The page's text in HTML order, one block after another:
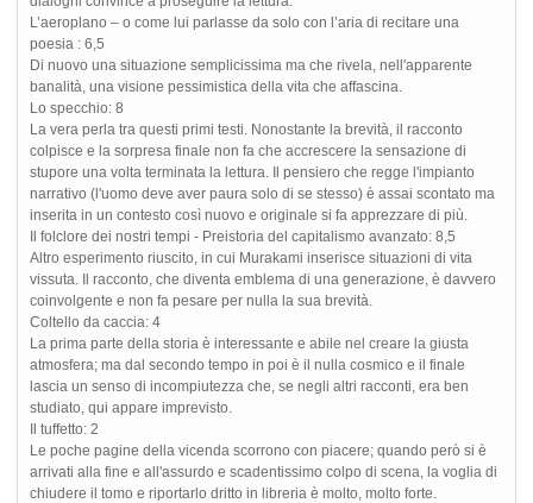
L’aeroplano – o come lui parlasse da solo con l’aria di recitare una
poesia : 6,5
Di nuovo una situazione semplicissima ma che rivela, nell'apparente
banalità, una visione pessimistica della vita che affascina.
Lo specchio: 8
La vera perla tra questi primi testi. Nonostante la brevità, il racconto
colpisce e la sorpresa finale non fa che accrescere la sensazione di
stupore una volta terminata la lettura. Il pensiero che regge l'impianto
narrativo (l'uomo deve aver paura solo di se stesso) è assai scontato ma
inserita in un contesto così nuovo e originale si fa apprezzare di più.
Il folclore dei nostri tempi - Preistoria del capitalismo avanzato: 8,5
Altro esperimento riuscito, in cui Murakami inserisce situazioni di vita
vissuta. Il racconto, che diventa emblema di una generazione, è davvero
coinvolgente e non fa pesare per nulla la sua brevità.
Coltello da caccia: 4
La prima parte della storia è interessante e abile nel creare la giusta
atmosfera; ma dal secondo tempo in poi è il nulla cosmico e il finale
lascia un senso di incompiutezza che, se negli altri racconti, era ben
studiato, qui appare imprevisto.
Il tuffetto: 2
Le poche pagine della vicenda scorrono con piacere; quando però si è
arrivati alla fine e all'assurdo e scadentissimo colpo di scena, la voglia di
chiudere il tomo e riportarlo dritto in libreria è molto, molto forte.